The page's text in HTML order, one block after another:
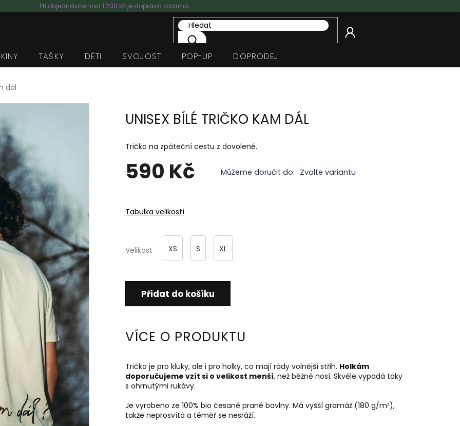
Při objednávce nad 1.200 kč je doprava zdarma.
TAŠKY DĚTI SVOJOST POP-UP DOPRODEJ
dál
UNISEX BÍLÉ TRIČKO KAM DÁL
Tričko na zpáteční cestu z dovolené.
590 Kč Můžeme doručit do: Zvolte variantu
Tabulka velikostí
Velikost XS S XL
Přidat do košíku
VÍCE O PRODUKTU
Tričko je pro kluky, ale i pro holky, co mají rády volnější střih. Holkám
doporučujeme vzít si o velikost menší, než běžně nosí. Skvěle vypadá taky
s ohrnutými rukávy.
Je vyrobeno ze 100% bio česané prané bavlny. Má vyšší gramáž (180 g/m²),
takže neprosvítá a téměř se nesráží.